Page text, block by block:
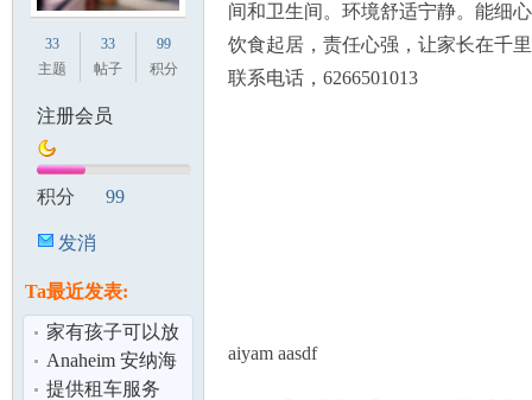
33
主题
33
帖子
99
积分
注册会员
积分 99
发消
Ta最近发表:
家有孩子可以放
心托管
Anaheim 安纳海
姆 3房3.5浴 近大
提供租车服务
间和卫生间。环境舒适宁静。能细
饮食起居，责任心强，让家长在千
联系电话，6266501013
aiyam aasdf